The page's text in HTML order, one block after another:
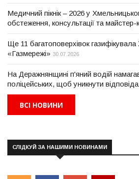
Медичний пікнік – 2026 у
обстеження, консультації та майстер-
Ще 11 багатоповерхівок
«Газмережі» 30.07.2026
На Деражнянщині п'яний водій
поліцейських, щоб уникнути
ВСІ НОВИНИ
СЛІДКУЙ ЗА НАШИМИ НОВИНАМИ